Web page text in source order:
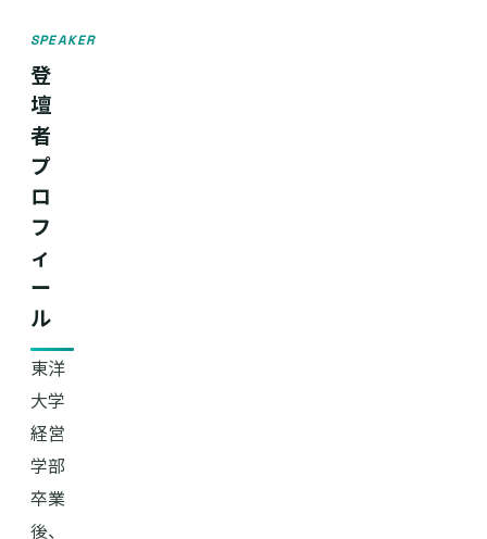
SPEAKER
登
壇
者
プ
ロ
フ
ィ
ー
ル
東洋
大学
経営
学部
卒業
後、